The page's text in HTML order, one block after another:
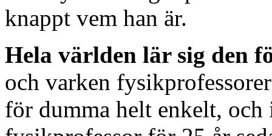
knappt vem han är.
Hela världen lär sig den
och varken
för dumma helt enkelt, och